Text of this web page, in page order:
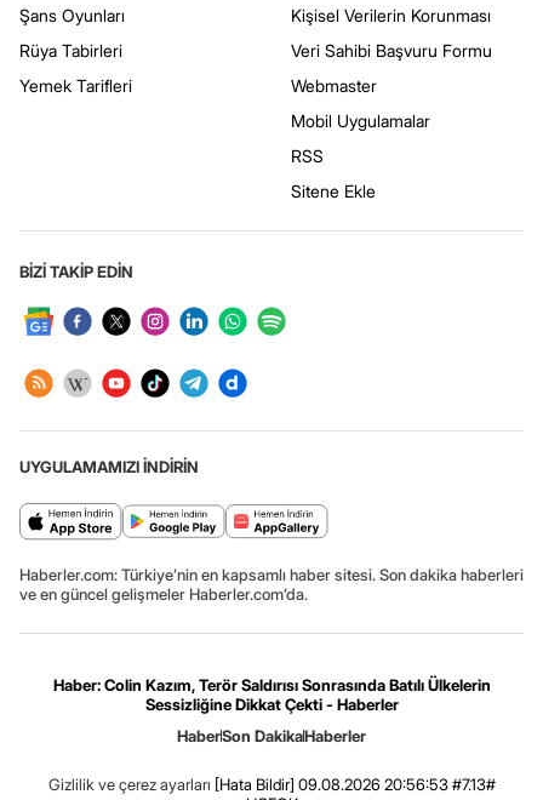
Şans Oyunları
Rüya Tabirleri
Yemek Tarifleri
Kişisel Verilerin Korunması
Veri Sahibi Başvuru Formu
Webmaster
Mobil Uygulamalar
RSS
Sitene Ekle
BİZİ TAKİP EDİN
UYGULAMAMIZI İNDİRİN
Haberler.com: Türkiye’nin en kapsamlı haber sitesi. Son dakika haberleri
ve en güncel gelişmeler Haberler.com’da.
Haber: Colin Kazım, Terör Saldırısı Sonrasında Batılı Ülkelerin
Sessizliğine Dikkat Çekti - Haberler
HaberSon DakikaHaberler
Gizlilik ve çerez ayarları [Hata Bildir] 09.08.2026 20:56:53 #7.13#